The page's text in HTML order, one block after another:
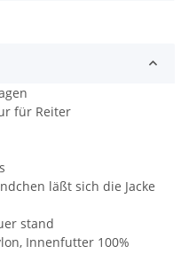
für Reiter
läßt sich die Jacke
stand
Innenfutter 100%